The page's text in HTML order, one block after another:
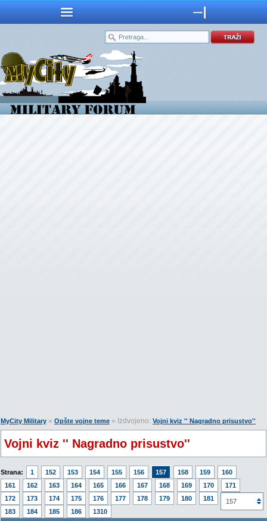
MyCity Military » Opšte vojne teme » Izdvojeno: Vojni kviz '' Nagradno prisustvo''
Vojni kviz '' Nagradno prisustvo''
Strana: 1 152 153 154 155 156 157 158 159
160
161
162 163 164 165 166 167 168 169 170
171
172
173 174 175 176 177 178 179 180 181
182
183
184 185 186 1310
157